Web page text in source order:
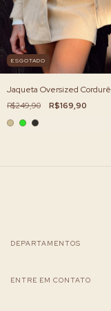
ESGOTADO
Jaqueta Oversized Cordurê
R$249,90 R$169,90
DEPARTAMENTOS
ENTRE EM CONTATO